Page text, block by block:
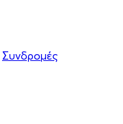
Συνδρομές